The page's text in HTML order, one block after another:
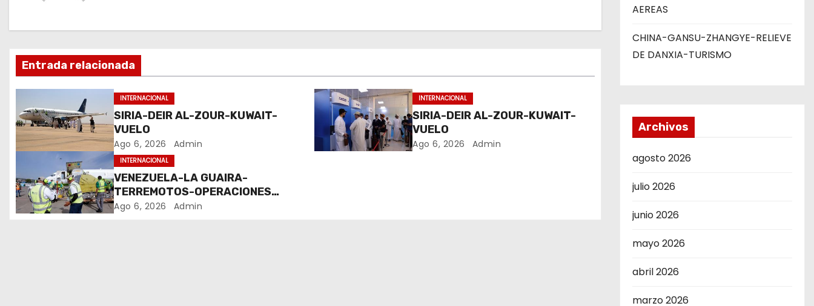
c
i
n
d
e
e
Entrada relacionada
INTERNACIONAL
SIRIA-DEIR AL-ZOUR-KUWAIT-
VUELO
Ago 6, 2026 Admin
INTERNACIONAL
SIRIA-DEIR AL-ZOUR-KUWAIT-
VUELO
Ago 6, 2026 Admin
INTERNACIONAL
VENEZUELA-LA GUAIRA-
TERREMOTOS-OPERACIONES
AEREAS
Ago 6, 2026 Admin
AEREAS
CHINA-GANSU-ZHANGYE-RELIEVE
DE DANXIA-TURISMO
Archivos
agosto 2026
julio 2026
junio 2026
mayo 2026
abril 2026
marzo 2026